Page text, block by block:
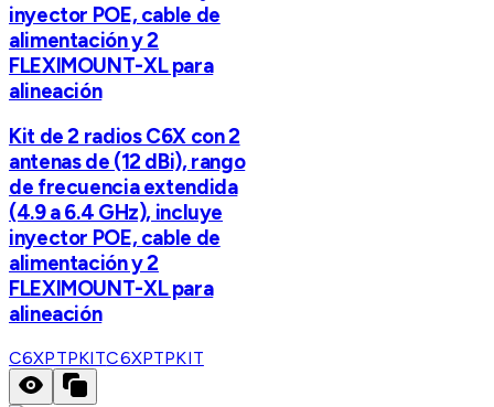
inyector POE, cable de
alimentación y 2
FLEXIMOUNT-XL para
alineación
Kit de 2 radios C6X con 2
antenas de (12 dBi), rango
de frecuencia extendida
(4.9 a 6.4 GHz), incluye
inyector POE, cable de
alimentación y 2
FLEXIMOUNT-XL para
alineación
C6XPTPKITC6XPTPKIT